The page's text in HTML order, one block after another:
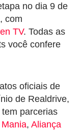
no dia 9 de
com
TV. Todas as
você confere
oficiais de
de Realdrive,
tem parcerias
Mania, Aliança